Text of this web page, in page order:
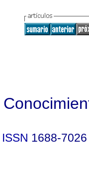
ISSN 1688-7026